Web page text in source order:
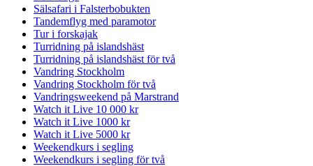
Sälsafari i Falsterbobukten
Tandemflyg med paramotor
Tur i forskajak
Turridning på islandshäst
Turridning på islandshäst för två
Vandring Stockholm
Vandring Stockholm för två
Vandringsweekend på Marstrand
Watch it Live 10 000 kr
Watch it Live 1000 kr
Watch it Live 5000 kr
Weekendkurs i segling
Weekendkurs i segling för två